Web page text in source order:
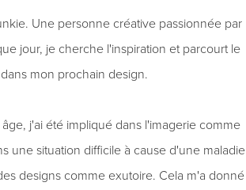
Une personne créative passionnée par
jour, je cherche l'inspiration et parcourt le
mon prochain design.
j'ai été impliqué dans l'imagerie comme
une situation difficile à cause d'une maladie
designs comme exutoire. Cela m'a donné